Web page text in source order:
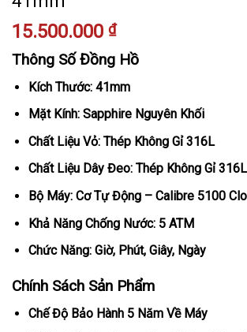
15.500.000 ₫
Thông Số Đồng Hồ
Kích Thước: 41mm
Mặt Kính: Sapphire Nguyên Khối
Chất Liệu Vỏ: Thép Không Gỉ 316L
Chất Liệu Dây Đeo: Thép Không Gỉ 316L
Bộ Máy: Cơ Tự Động – Calibre 5100
Khả Năng Chống Nước: 5 ATM
Chức Năng: Giờ, Phút, Giây, Ngày
Chính Sách Sản Phẩm
Chế Độ Bảo Hành 5 Năm Về Máy